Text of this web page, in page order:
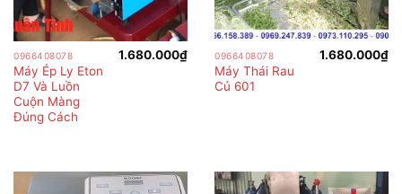
0966408078
Máy Ép Ly Eton
D7 Và Luồn
Cuộn Màng
Đúng Cách
1.680.000₫ 0966408078
Máy Thái Rau
Củ 601
1.680.000₫